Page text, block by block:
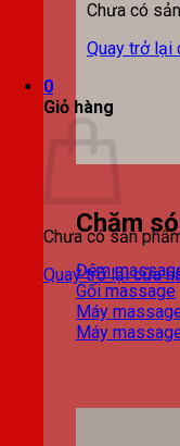
Chưa có
Quay trở lại
0
Giỏ hàng
Chưa có sản
Quay trở lại cửa
Chăm
Đệm
Gối massage
Máy
Máy